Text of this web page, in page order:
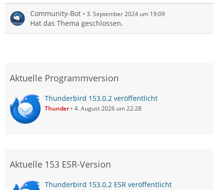
Community-Bot 3. September 2024 um 19:09
Hat das Thema geschlossen.
Aktuelle Programmversion
Thunderbird 153.0.2 veröffentlicht
Thunder 4. August 2026 um 22:28
Aktuelle 153 ESR-Version
Thunderbird 153.0.2 ESR veröffentlicht